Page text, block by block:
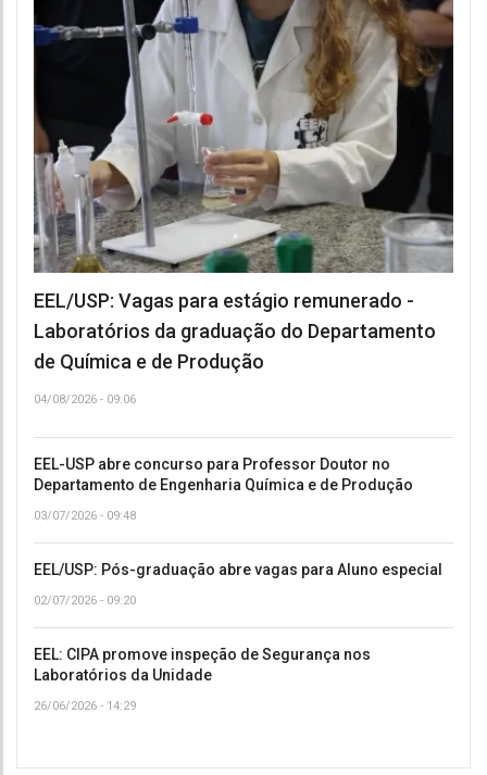
EEL/USP: Vagas para estágio remunerado -
Laboratórios da graduação do Departamento
de Química e de Produção
04/08/2026 - 09:06
EEL-USP abre concurso para Professor Doutor no
Departamento de Engenharia Química e de Produção
03/07/2026 - 09:48
EEL/USP: Pós-graduação abre vagas para Aluno especial
02/07/2026 - 09:20
EEL: CIPA promove inspeção de Segurança nos
Laboratórios da Unidade
26/06/2026 - 14:29